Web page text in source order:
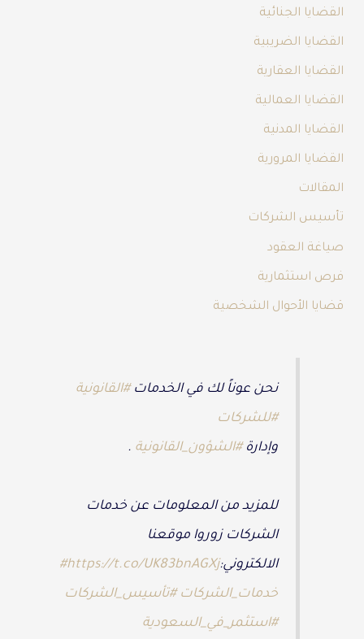
القضايا الجنائية
القضايا الضريبية
القضايا العقارية
القضايا العمالية
القضايا المدنية
القضايا المرورية
المقالات
تأسيس الشركات
صياغة العقود
فرص استثمارية
قضايا الأحوال الشخصية
نحن عوناً لك في الخدمات#القانونية
#للشركات
وإدارة#الشؤون_القانونية .
للمزيد من المعلومات عن خدمات
الشركات زوروا موقعنا
الالكتروني:https://t.co/UK83bnAGXj
#
خدمات_الشركات #تأسيس_الشركات
#استثمر_في_السعودية